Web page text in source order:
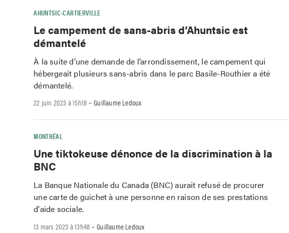
AHUNTSIC-CARTIERVILLE
Le campement de sans-abris d’Ahuntsic est
démantelé
À la suite d’une demande de l’arrondissement, le campement qui
hébergeait plusieurs sans-abris dans le parc Basile-Routhier a été
démantelé.
22 juin 2023 à 15h18 -Guillaume Ledoux
MONTRÉAL
Une tiktokeuse dénonce de la discrimination à la
BNC
La Banque Nationale du Canada (BNC) aurait refusé de procurer
une carte de guichet à une personne en raison de ses prestations
d'aide sociale.
13 mars 2023 à 13h48 -Guillaume Ledoux